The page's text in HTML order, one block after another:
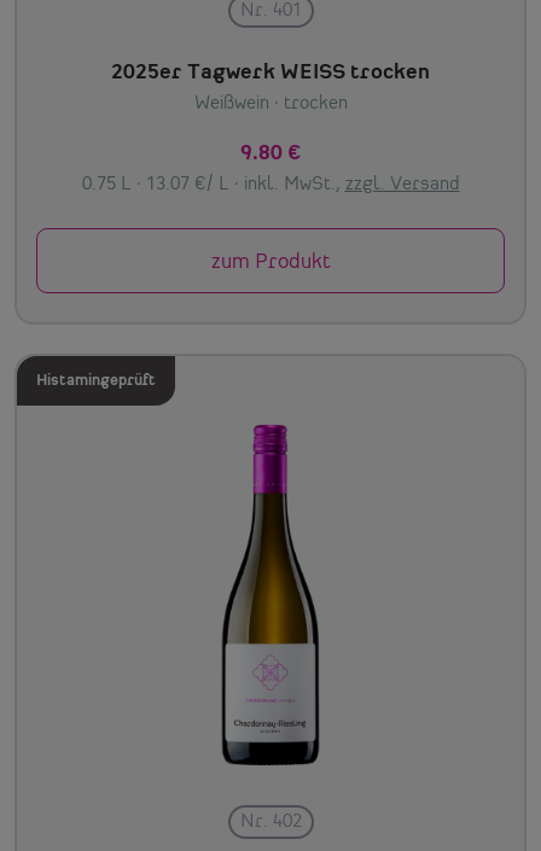
Nr. 401
2025er Tagwerk WEISS trocken
Weißwein · trocken
9.80 €
0.75 L · 13.07 €/ L · inkl. MwSt., zzgl. Versand
zum Produkt
Histamingeprüft
Nr. 402